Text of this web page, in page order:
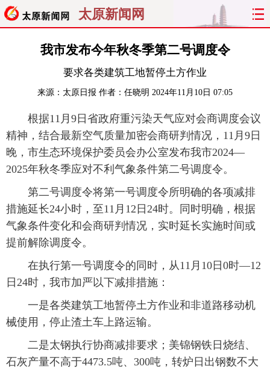
太原新闻网
首页 聚焦 太原
关注 文明
旅游 理财 政务 教育
看天下 晋月读 最太原 网罗民生
太原日报 太原晚报 热评 社区
我市发布今年秋冬季第二号调度令
要求各类建筑工地暂停土方作业
来源： 太原日报 作者：任晓明 2024年11月10日 07:05
根据11月9日省政府重污染天气应对会商调度会议
精神，结合最新空气质量加密会商研判情况，11月9日
晚，市生态环境保护委员会办公室发布我市2024—
2025年秋冬季应对不利气象条件第二号调度令。
第二号调度令将第一号调度令所明确的各项减排
措施延长24小时，至11月12日24时。同时明确，根据
气象条件变化和会商研判情况，实时延长实施时间或
提前解除调度令。
在执行第一号调度令的同时，从11月10日0时—12
日24时，我市加严以下减排措施：
一是各类建筑工地暂停土方作业和非道路移动机
械使用，停止渣土车上路运输。
二是太钢执行协商减排要求；美锦钢铁日烧结、
石灰产量不高于4473.5吨、300吨，转炉日出钢数不大